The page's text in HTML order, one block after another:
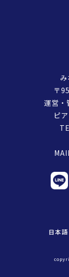
〒
運営・
ピ
日本語